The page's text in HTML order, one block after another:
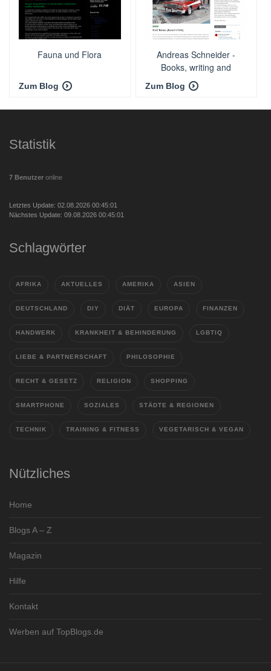
Fauna und Flora
Zum Blog
Andreas Schneider -
Books, writing and
traveling
Zum Blog
Statistik
7 Benutzer online
Letztes Update: 02.08.2026 00:45:01
Nächstes Update: 09.08.2026 00:45:01
Schlagwörter
AFRIKA AKTUELLES AMERIKA ASIEN
DEUTSCHLAND DIY DIÄT EUROPA FINANZEN
HANDWERK KRANKHEIT & BEHINDERUNG LGBTIQ
LIEBE & PARTNERSCHAFT PHILOSOPHIE
RECHT & GESETZ RELIGION SHOPPING
SMARTPHONE SOZIALES STÄDTE & REGIONEN
TECHNIK TRAINING & FITNESS VEGETARISCH & VEGAN
Nützliches
Home
Blogs A – Z
Magazin
Hilfe
Kontakt
Werben auf TopBlogs.de